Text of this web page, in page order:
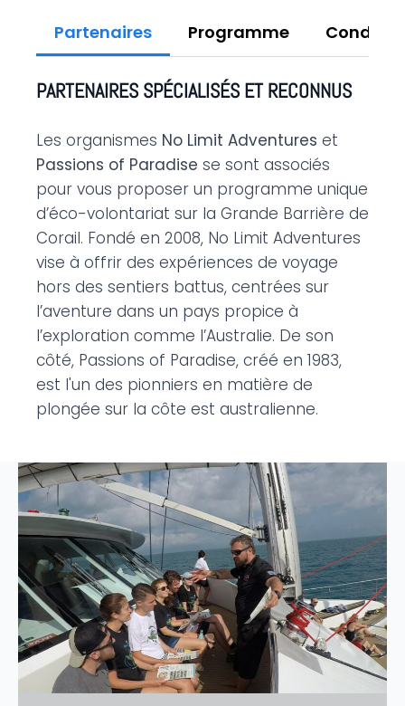
Partenaires Programme
PARTENAIRES SPÉCIALISÉS ET RECONNUS
Les organismes No Limit Adventures et
Passions of Paradise se sont associés
pour vous proposer un programme unique
d’éco-volontariat sur la Grande Barrière de
Corail. Fondé en 2008, No Limit Adventures
vise à offrir des expériences de voyage
hors des sentiers battus, centrées sur
l’aventure dans un pays propice à
l’exploration comme l’Australie. De son
côté, Passions of Paradise, créé en 1983,
est l'un des pionniers en matière de
plongée sur la côte est australienne.